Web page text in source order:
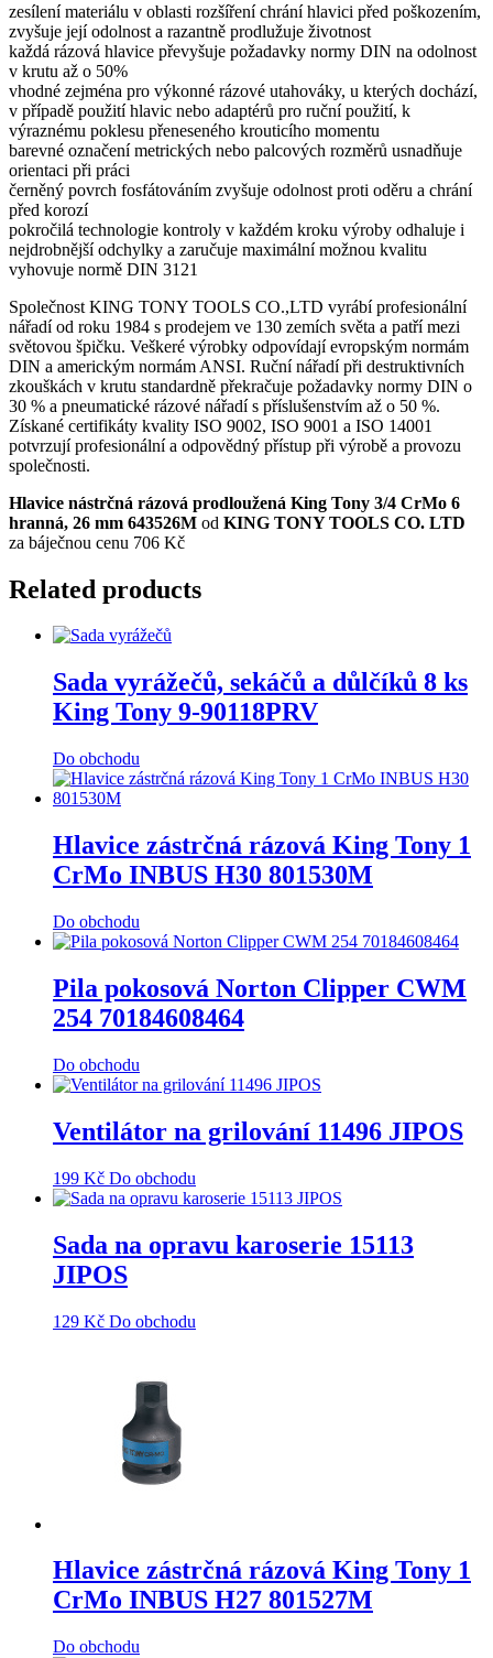
zesílení materiálu v oblasti rozšíření chrání hlavici před poškozením,
zvyšuje její odolnost a razantně prodlužuje životnost
každá rázová hlavice převyšuje požadavky normy DIN na odolnost
v krutu až o 50%
vhodné zejména pro výkonné rázové utahováky, u kterých dochází,
v případě použití hlavic nebo adaptérů pro ruční použití, k
výraznému poklesu přeneseného krouticího momentu
barevné označení metrických nebo palcových rozměrů usnadňuje
orientaci při práci
černěný povrch fosfátováním zvyšuje odolnost proti oděru a chrání
před korozí
pokročilá technologie kontroly v každém kroku výroby odhaluje i
nejdrobnější odchylky a zaručuje maximální možnou kvalitu
vyhovuje normě DIN 3121
Společnost KING TONY TOOLS CO.,LTD vyrábí profesionální
nářadí od roku 1984 s prodejem ve 130 zemích světa a patří mezi
světovou špičku. Veškeré výrobky odpovídají evropským normám
DIN a americkým normám ANSI. Ruční nářadí při destruktivních
zkouškách v krutu standardně překračuje požadavky normy DIN o
30 % a pneumatické rázové nářadí s příslušenstvím až o 50 %.
Získané certifikáty kvality ISO 9002, ISO 9001 a ISO 14001
potvrzují profesionální a odpovědný přístup při výrobě a provozu
společnosti.
Hlavice nástrčná rázová prodloužená King Tony 3/4 CrMo 6
hranná, 26 mm 643526M od KING TONY TOOLS CO. LTD
za báječnou cenu 706 Kč
Related products
Sada vyrážečů, sekáčů a důlčíků 8 ks
King Tony 9-90118PRV
Do obchodu
Hlavice zástrčná rázová King Tony 1
CrMo INBUS H30 801530M
Do obchodu
Pila pokosová Norton Clipper CWM
254 70184608464
Do obchodu
Ventilátor na grilování 11496 JIPOS
199 Kč Do obchodu
Sada na opravu karoserie 15113
JIPOS
129 Kč Do obchodu
Hlavice zástrčná rázová King Tony 1
CrMo INBUS H27 801527M
Do obchodu